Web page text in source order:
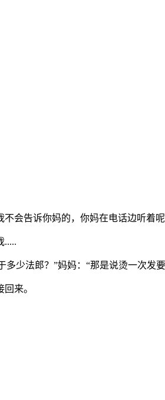
会告诉你妈的，你妈在电话边听着
.....
少法郎？”妈妈：“那是说烫一次发
来。